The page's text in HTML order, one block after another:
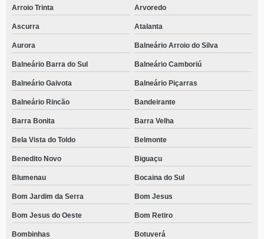
Arroio Trinta Arvoredo
Ascurra Atalanta
Aurora Balneário Arroio do Silva
Balneário Barra do Sul Balneário Camboriú
Balneário Gaivota Balneário Piçarras
Balneário Rincão Bandeirante
Barra Bonita Barra Velha
Bela Vista do Toldo Belmonte
Benedito Novo Biguaçu
Blumenau Bocaina do Sul
Bom Jardim da Serra Bom Jesus
Bom Jesus do Oeste Bom Retiro
Bombinhas Botuverá